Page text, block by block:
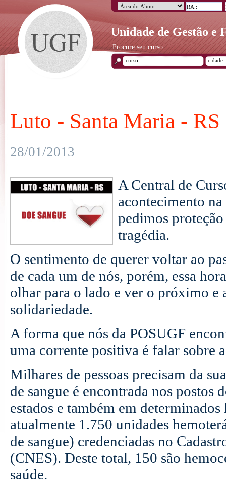
Unidade de Gestão e
Procure seu curso:
Luto - Santa Maria - RS
28/01/2013
A Central de
acontecimento
pedimos
tragédia.
O sentimento de querer voltar ao
de cada um de nós, porém, essa
olhar para o lado e ver o próximo e
solidariedade.
A forma que nós da POSUGF
uma corrente positiva é falar sobre
Milhares de pessoas precisam da
de sangue é encontrada nos postos
estados e também em
atualmente 1.750 unidades
de sangue) credenciadas no
(CNES). Deste total, 150 são
saúde.